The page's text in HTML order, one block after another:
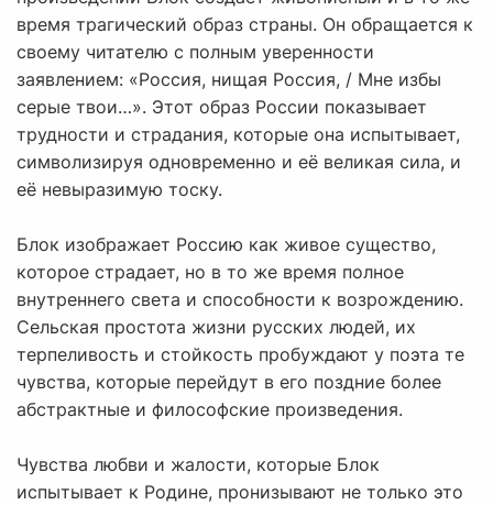
время трагический образ страны. Он обращается к
своему читателю с полным уверенности
заявлением: «Россия, нищая Россия, / Мне избы
серые твои…». Этот образ России показывает
трудности и страдания, которые она испытывает,
символизируя одновременно и её великая сила, и
её невыразимую тоску.
Блок изображает Россию как живое существо,
которое страдает, но в то же время полное
внутреннего света и способности к возрождению.
Сельская простота жизни русских людей, их
терпеливость и стойкость пробуждают у поэта те
чувства, которые перейдут в его поздние более
абстрактные и философские произведения.
Чувства любви и жалости, которые Блок
испытывает к Родине, пронизывают не только это